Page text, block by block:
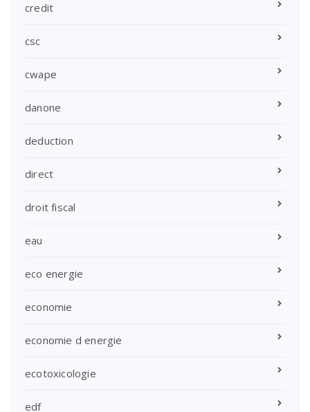
credit
csc
cwape
danone
deduction
direct
droit fiscal
eau
eco energie
economie
economie d energie
ecotoxicologie
edf